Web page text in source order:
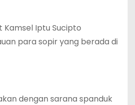
Kamsel Iptu Sucipto
para sopir yang berada di
dengan sarana spanduk